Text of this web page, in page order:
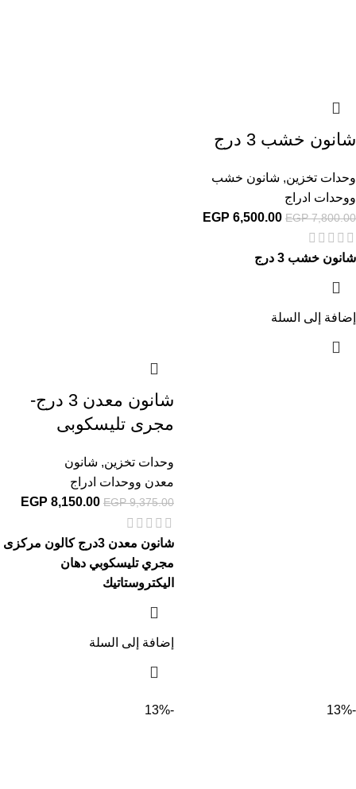
شانون خشب 3 درج
وحدات تخزين, شانون خشب
ووحدات ادراج
EGP7,800.00
EGP 6,500.00
شانون خشب 3 درج
إضافة إلى السلة
شانون معدن 3 درج-
مجرى تليسكوبى
وحدات تخزين, شانون
معدن ووحدات ادراج
EGP9,375.00
EGP 8,150.00
شانون معدن 3درج كالون مركزى
مجري تليسكوبي دهان
اليكتروستاتيك
إضافة إلى السلة
-13%
-13%